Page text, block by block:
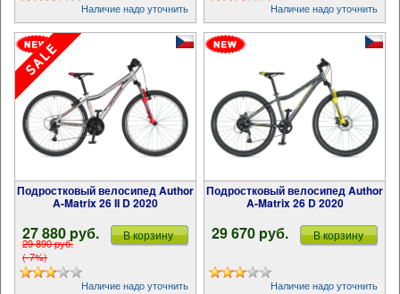
Наличие надо уточнить Наличие надо уточнить
Подростковый велосипед Author
A-Matrix 26 II D 2020
27 880 pуб.
29 890 pуб.
(-7%)
В корзину
Наличие надо уточнить
Подростковый велосипед Author
A-Matrix 26 D 2020
29 670 pуб. В корзину
Наличие надо уточнить